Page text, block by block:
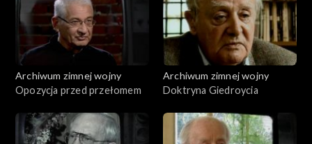
Archiwum zimnej wojny
Opozycja przed przełomem
Archiwum zimnej wojny
Doktryna Giedroycia